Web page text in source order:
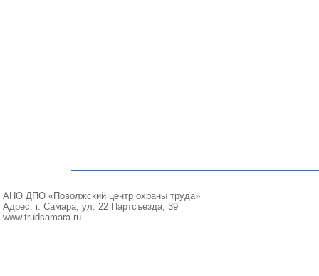
АНО ДПО «Поволжский центр охраны труда»
Адрес: г. Самара, ул. 22 Партсъезда, 39
www.trudsamara.ru